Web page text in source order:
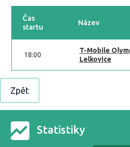
Čas
startu
Název
18:00
T-Mobile
Lelkovice
Zpět
Statistiky